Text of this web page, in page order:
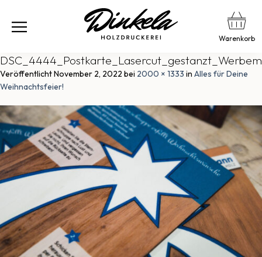
Warenkorb
VeröffentlichtNovember 2, 2022 bei 2000 × 1333 in Alles für Deine
Weihnachtsfeier!